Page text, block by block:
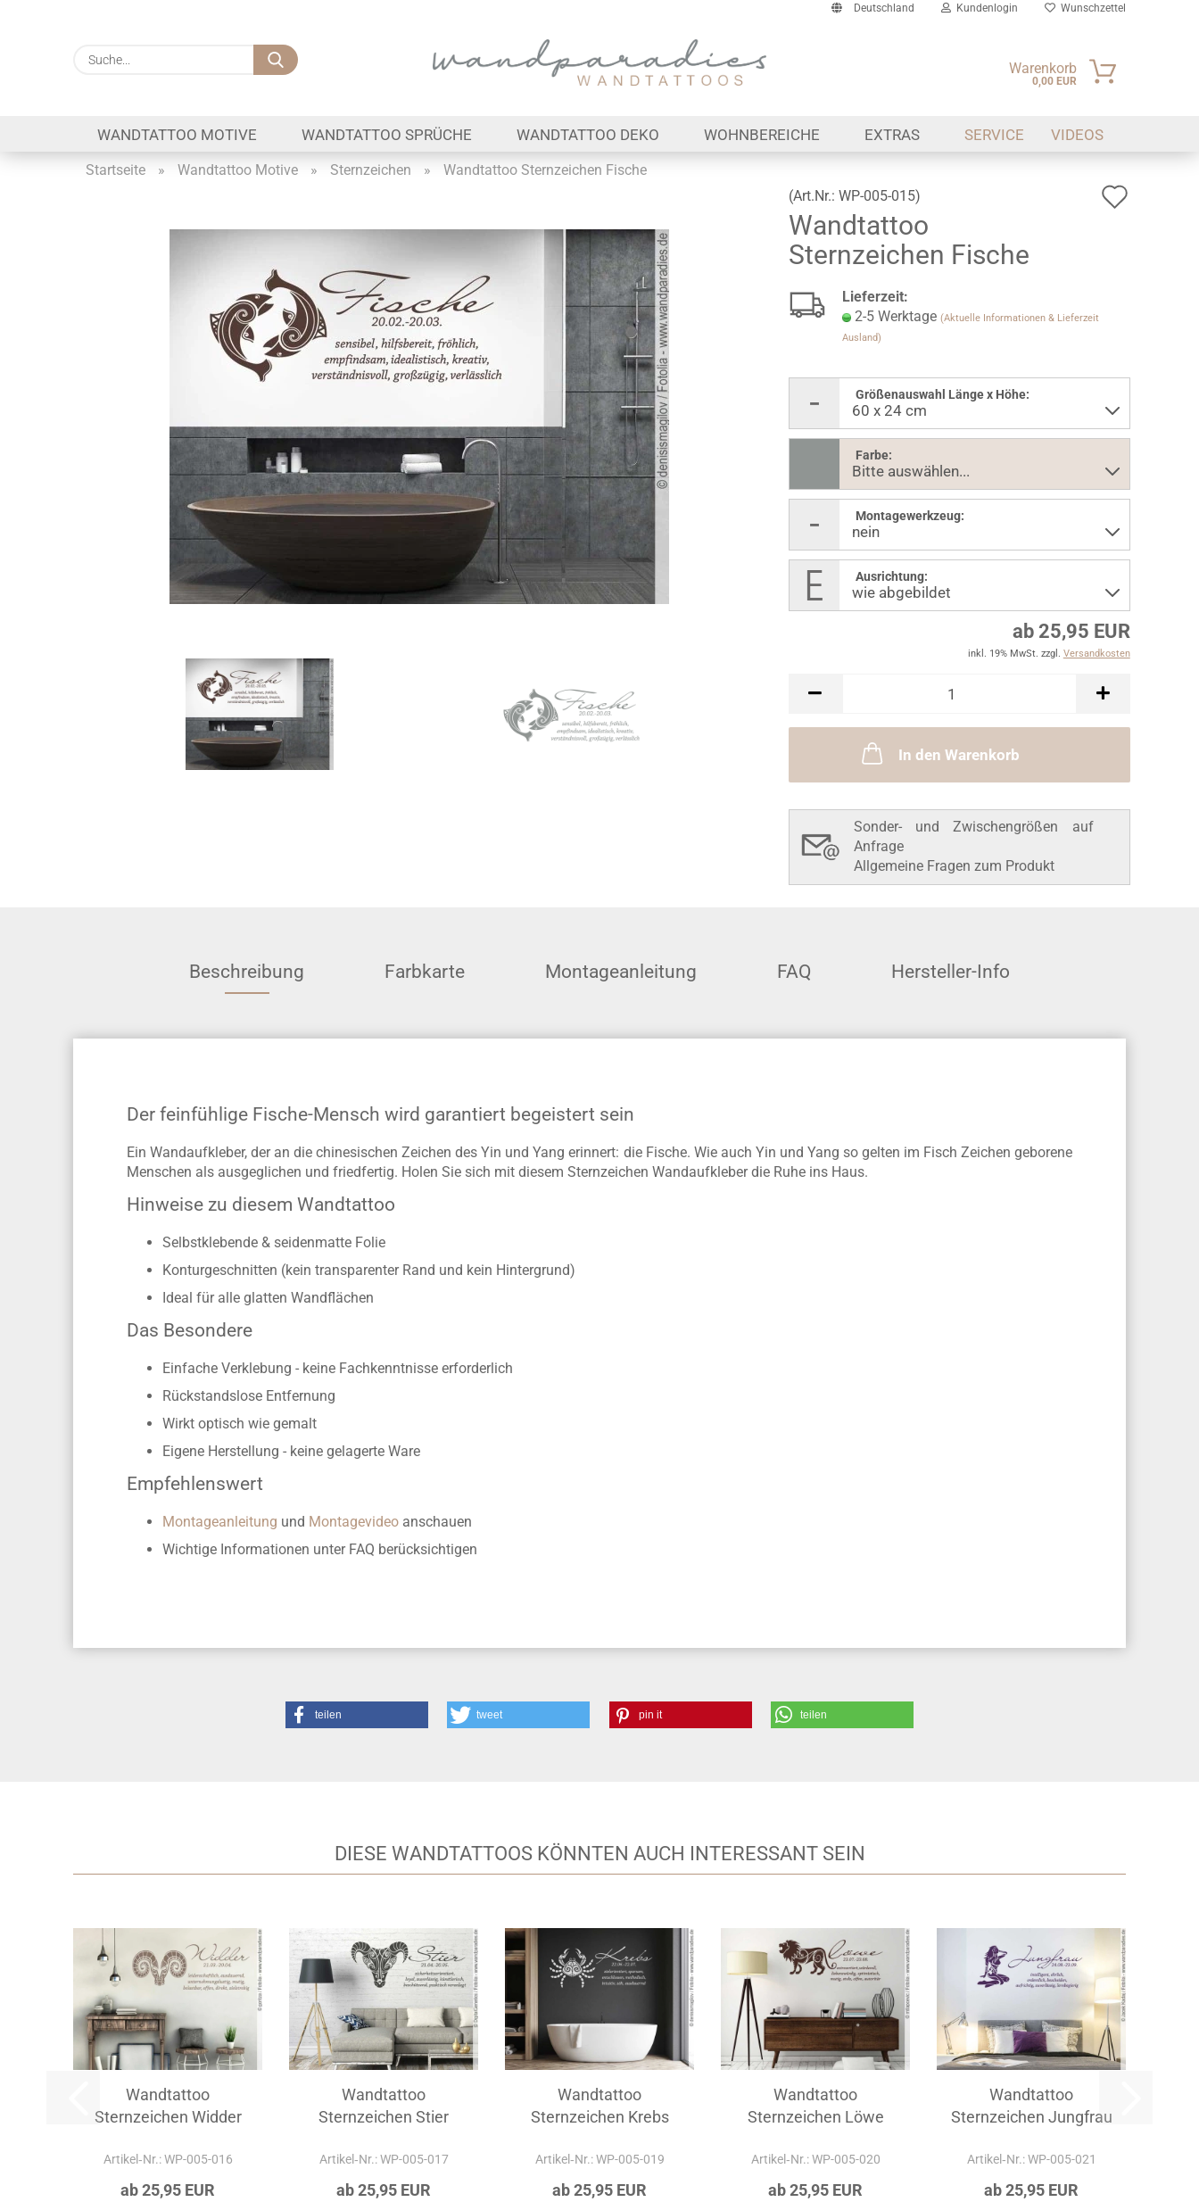
Deutschland
Lieferland
Kundenlogin
Passwort
Konto erstellen
Wunschzettel
Suche...
Warenkorb
0,00 EUR
WANDTATTOO MOTIVE WANDTATTOO SPRÜCHE WANDTATTOO DEKO WOHNBEREICHE EXTRAS SERVICE VIDEOS
Startseite » Wandtattoo Motive » Sternzeichen »
Wandtattoo Sternzeichen Fische
(Art.Nr.: WP-005-015)
Wandtattoo
Sternzeichen Fische
Lieferzeit:
2-5 Werktage (Aktuelle Informationen & Lieferzeit
Ausland)
Größenauswahl Länge x Höhe:
Farbe:
Montagewerkzeug:
Ausrichtung:
ab 25,95 EUR
inkl. 19% MwSt. zzgl. Versandkosten
In den Warenkorb
Sonder- und Zwischengrößen auf
Anfrage
Allgemeine Fragen zum Produkt
Beschreibung Farbkarte Montageanleitung FAQ Hersteller-Info
Der feinfühlige Fische-Mensch wird garantiert begeistert sein
Ein Wandaufkleber, der an die chinesischen Zeichen des Yin und Yang erinnert: die Fische. Wie auch Yin und Yang so gelten im Fisch Zeichen geborene
Menschen als ausgeglichen und friedfertig. Holen Sie sich mit diesem Sternzeichen Wandaufkleber die Ruhe ins Haus.
Hinweise zu diesem Wandtattoo
Selbstklebende & seidenmatte Folie
Konturgeschnitten (kein transparenter Rand und kein Hintergrund)
Ideal für alle glatten Wandflächen
Das Besondere
Einfache Verklebung - keine Fachkenntnisse erforderlich
Rückstandslose Entfernung
Wirkt optisch wie gemalt
Eigene Herstellung - keine gelagerte Ware
Empfehlenswert
Montageanleitung und Montagevideo anschauen
Wichtige Informationen unter FAQ berücksichtigen
teilen tweet pin it teilen
DIESE WANDTATTOOS KÖNNTEN AUCH INTERESSANT SEIN
Wandtattoo
Sternzeichen Widder
Artikel‑Nr.: WP-005-016
ab 25,95 EUR
Wandtattoo
Sternzeichen Stier
Artikel‑Nr.: WP-005-017
ab 25,95 EUR
Wandtattoo
Sternzeichen Krebs
Artikel‑Nr.: WP-005-019
ab 25,95 EUR
Wandtattoo
Sternzeichen Löwe
Artikel‑Nr.: WP-005-020
ab 25,95 EUR
Wandtattoo
Sternzeichen Jungfrau
Artikel‑Nr.: WP-005-021
ab 25,95 EUR